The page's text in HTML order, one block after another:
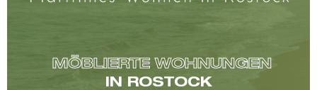
MÖBLIERTE WOHNUNGEN
IN ROSTOCK